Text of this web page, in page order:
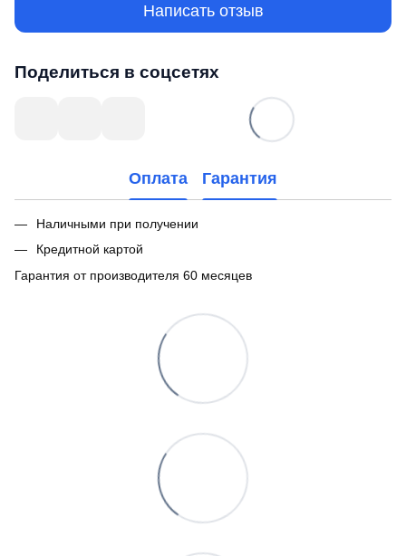
Написать отзыв
Поделиться в соцсетях
Оплата Гарантия
Наличными при получении
Кредитной картой
Гарантия от производителя 60 месяцев